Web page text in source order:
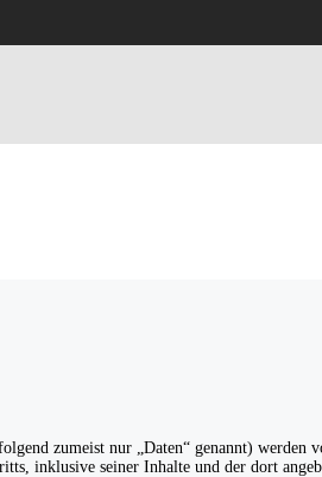
zumeist nur „Daten“ genannt)
inklusive seiner Inhalte und der dort